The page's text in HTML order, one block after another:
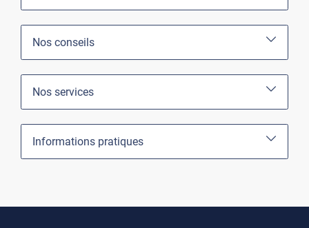
Nos conseils
Nos services
Informations pratiques